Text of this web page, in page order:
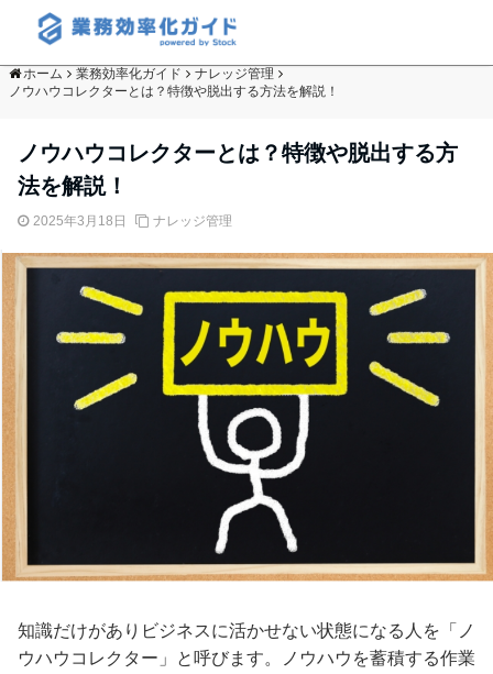
ホーム 業務効率化ガイド
ナレッジ管理
ノウハウコレクターとは？特徴や脱出する方法を解説！
ノウハウコレクターとは？特徴や脱出する方
法を解説！
2025年3月18日 ナレッジ管理
知識だけがありビジネスに活かせない状態になる人を「ノ
ウハウコレクター」と呼びます。ノウハウを蓄積する作業